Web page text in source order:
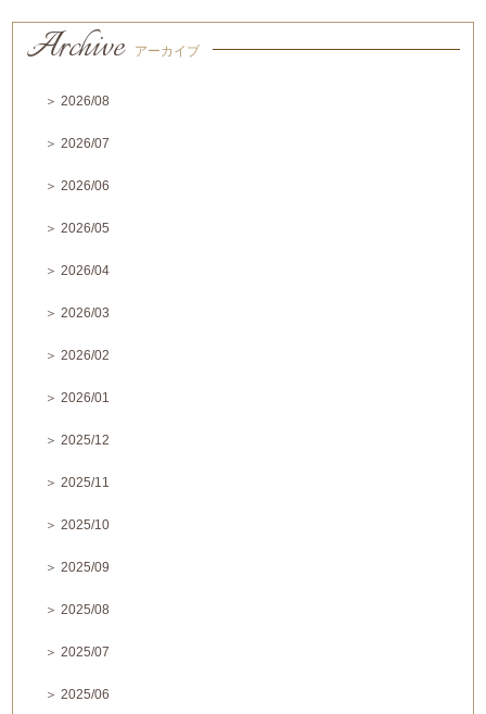
Archive アーカイブ
＞ 2026/08
＞ 2026/07
＞ 2026/06
＞ 2026/05
＞ 2026/04
＞ 2026/03
＞ 2026/02
＞ 2026/01
＞ 2025/12
＞ 2025/11
＞ 2025/10
＞ 2025/09
＞ 2025/08
＞ 2025/07
＞ 2025/06